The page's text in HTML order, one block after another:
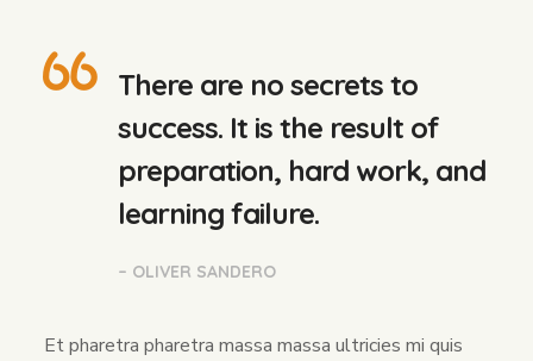
There are no secrets to
success. It is the result of
preparation, hard work, and
learning failure.
– OLIVER SANDERO
Et pharetra pharetra massa massa ultricies mi quis